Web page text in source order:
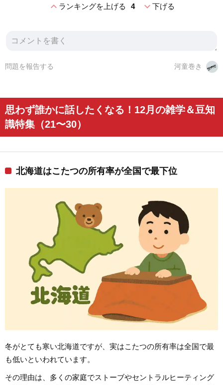
expand_lessランキングを上げる 4 expand_more下げる
河童巻き
問題を報告する
思わず誰かに話したくなる！12月の雑学＆豆知
識特集（21〜30）
北海道はこたつの所有率が全国で最下位
冬がとても寒い北海道ですが、実はこたつの所有率は全国で最
も低いといわれています。
その理由は、多くの家庭でストーブやセントラルヒーティング